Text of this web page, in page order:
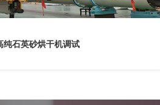
纯石英砂烘干机调试